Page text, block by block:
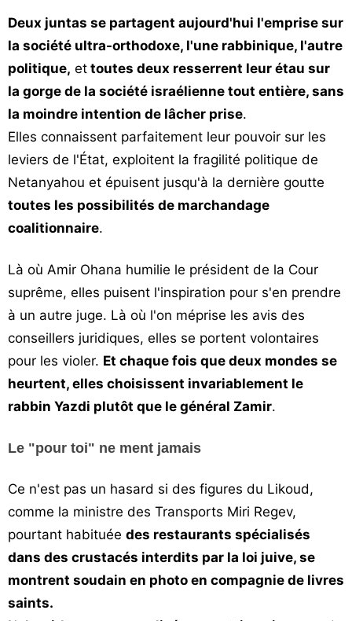
Deux juntas se partagent aujourd'hui l'emprise sur
la société ultra-orthodoxe, l'une rabbinique, l'autre
politique, et toutes deux resserrent leur étau sur
la gorge de la société israélienne tout entière, sans
la moindre intention de lâcher prise.
Elles connaissent parfaitement leur pouvoir sur les
leviers de l'État, exploitent la fragilité politique de
Netanyahou et épuisent jusqu'à la dernière goutte
toutes les possibilités de marchandage
coalitionnaire.
Là où Amir Ohana humilie le président de la Cour
suprême, elles puisent l'inspiration pour s'en prendre
à un autre juge. Là où l'on méprise les avis des
conseillers juridiques, elles se portent volontaires
pour les violer. Et chaque fois que deux mondes se
heurtent, elles choisissent invariablement le
rabbin Yazdi plutôt que le général Zamir.
Le "pour toi" ne ment jamais
Ce n'est pas un hasard si des figures du Likoud,
comme la ministre des Transports Miri Regev,
pourtant habituée des restaurants spécialisés
dans des crustacés interdits par la loi juive, se
montrent soudain en photo en compagnie de livres
saints.